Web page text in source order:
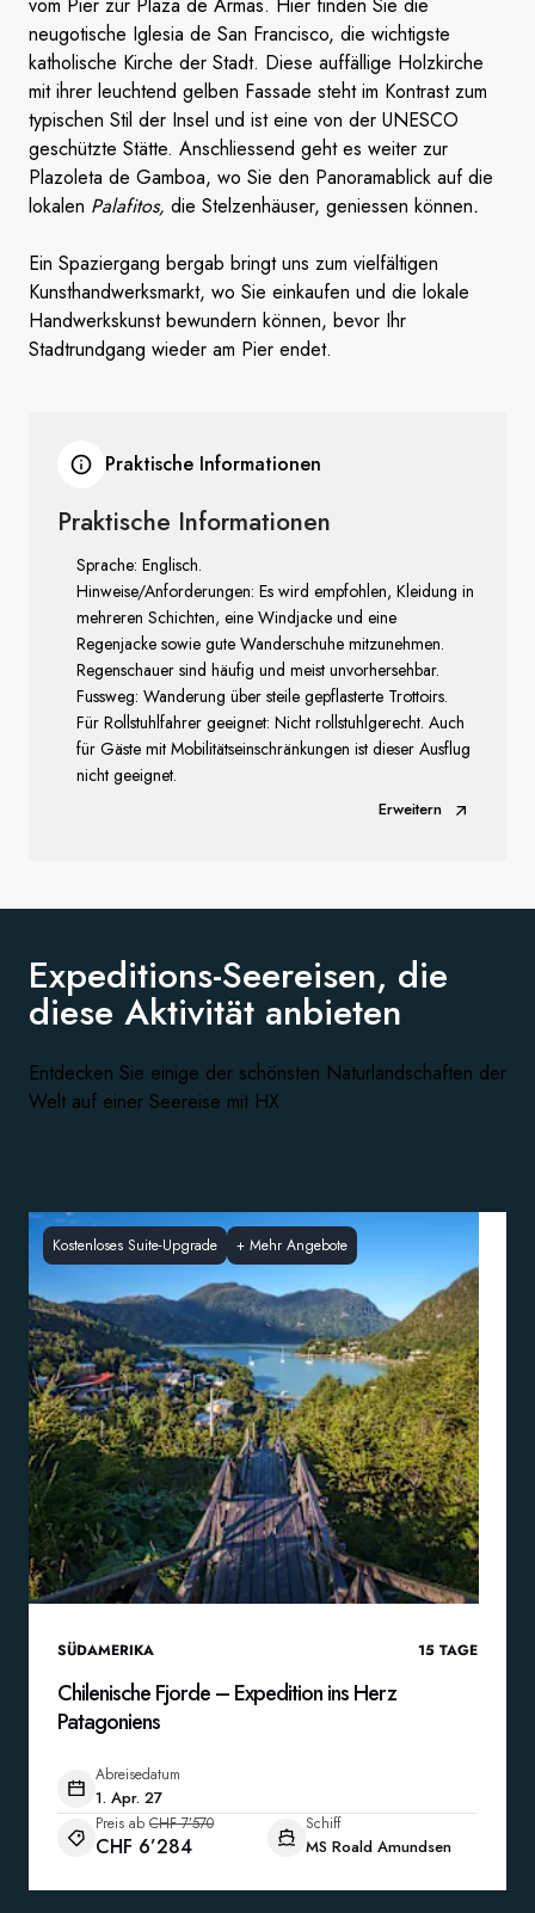
neugotische Iglesia de San Francisco, die wichtigste
katholische Kirche der Stadt. Diese auffällige Holzkirche
mit ihrer leuchtend gelben Fassade steht im Kontrast zum
typischen Stil der Insel und ist eine von der UNESCO
geschützte Stätte. Anschliessend geht es weiter zur
Plazoleta de Gamboa, wo Sie den Panoramablick auf die
lokalen Palafitos, die Stelzenhäuser, geniessen können.
Ein Spaziergang bergab bringt uns zum vielfältigen
Kunsthandwerksmarkt, wo Sie einkaufen und die lokale
Handwerkskunst bewundern können, bevor Ihr
Stadtrundgang wieder am Pier endet.
Praktische Informationen
Praktische Informationen
Sprache: Englisch.
Hinweise/Anforderungen: Es wird empfohlen, Kleidung in
mehreren Schichten, eine Windjacke und eine
Regenjacke sowie gute Wanderschuhe mitzunehmen.
Regenschauer sind häufig und meist unvorhersehbar.
Fussweg: Wanderung über steile gepflasterte Trottoirs.
Für Rollstuhlfahrer geeignet: Nicht rollstuhlgerecht. Auch
für Gäste mit Mobilitätseinschränkungen ist dieser Ausflug
nicht geeignet.
Erweitern
Expeditions-Seereisen, die
diese Aktivität anbieten
Entdecken Sie einige der schönsten Naturlandschaften der
Welt auf einer Seereise mit HX
Kostenloses Suite-Upgrade + Mehr Angebote
SÜDAMERIKA 15 TAGE
Chilenische Fjorde – Expedition ins Herz
Patagoniens
Abreisedatum
1. Apr. 27
Preis ab CHF 7’570
CHF 6’284
Schiff
MS Roald Amundsen